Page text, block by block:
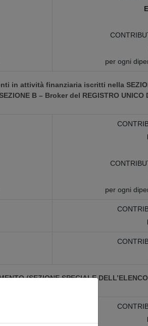
per ogni
in attività finanziaria iscritti nella
B – Broker del REGISTRO UNICO
per ogni
(SEZIONE SPECIALE